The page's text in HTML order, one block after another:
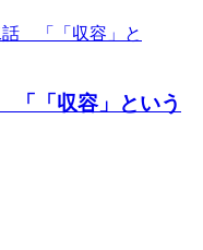
「収容」という